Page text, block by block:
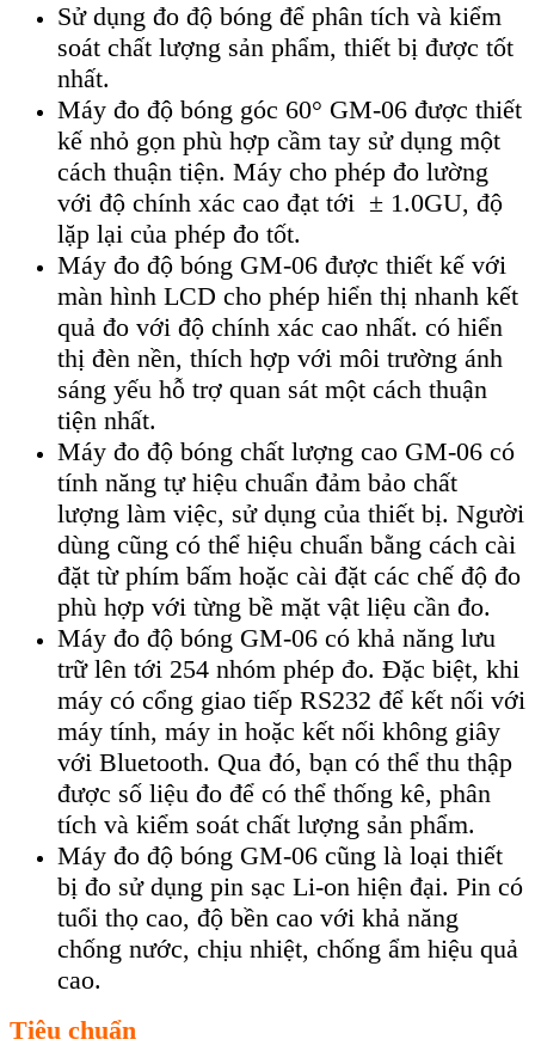
Sử dụng đo độ bóng để phân tích và kiểm
soát chất lượng sản phẩm, thiết bị được tốt
nhất.
Máy đo độ bóng góc 60° GM-06 được thiết
kế nhỏ gọn phù hợp cầm tay sử dụng một
cách thuận tiện. Máy cho phép đo lường
với độ chính xác cao đạt tới ± 1.0GU, độ
lặp lại của phép đo tốt.
Máy đo độ bóng GM-06 được thiết kế với
màn hình LCD cho phép hiển thị nhanh kết
quả đo với độ chính xác cao nhất. có hiển
thị đèn nền, thích hợp với môi trường ánh
sáng yếu hỗ trợ quan sát một cách thuận
tiện nhất.
Máy đo độ bóng chất lượng cao GM-06 có
tính năng tự hiệu chuẩn đảm bảo chất
lượng làm việc, sử dụng của thiết bị. Người
dùng cũng có thể hiệu chuẩn bằng cách cài
đặt từ phím bấm hoặc cài đặt các chế độ đo
phù hợp với từng bề mặt vật liệu cần đo.
Máy đo độ bóng GM-06 có khả năng lưu
trữ lên tới 254 nhóm phép đo. Đặc biệt, khi
máy có cổng giao tiếp RS232 để kết nối với
máy tính, máy in hoặc kết nối không giây
với Bluetooth. Qua đó, bạn có thể thu thập
được số liệu đo để có thể thống kê, phân
tích và kiểm soát chất lượng sản phẩm.
Máy đo độ bóng GM-06 cũng là loại thiết
bị đo sử dụng pin sạc Li-on hiện đại. Pin có
tuổi thọ cao, độ bền cao với khả năng
chống nước, chịu nhiệt, chống ẩm hiệu quả
cao.
Tiêu chuẩn